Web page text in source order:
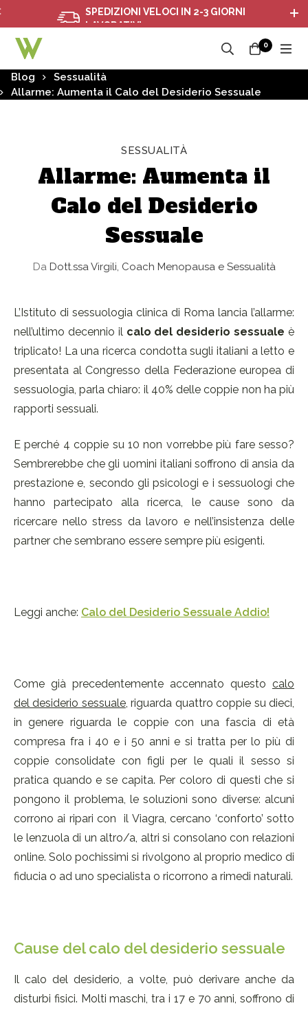
SPEDIZIONI VELOCI IN 2-3 GIORNI
LAVORATIVI
0
Blog
Sessualità
Allarme: Aumenta il Calo del Desiderio Sessuale
SESSUALITÀ
Allarme: Aumenta il
Calo del Desiderio
Sessuale
DaDott.ssa Virgili, Coach Menopausa e Sessualità
L’Istituto di sessuologia clinica di Roma lancia l’allarme:
nell’ultimo decennio il calo del desiderio sessuale è
triplicato! La una ricerca condotta sugli italiani a letto e
presentata al Congresso della Federazione europea di
sessuologia, parla chiaro: il 40% delle coppie non ha più
rapporti sessuali.
E perché 4 coppie su 10 non vorrebbe più fare sesso?
Sembrerebbe che gli uomini italiani soffrono di ansia da
prestazione e, secondo gli psicologi e i sessuologi che
hanno partecipato alla ricerca, le cause sono da
ricercare nello stress da lavoro e nell’insistenza delle
partner che sembrano essere sempre più esigenti.
Leggi anche: Calo del Desiderio Sessuale Addio!
Come già precedentemente accennato questo calo
del desiderio sessuale, riguarda quattro coppie su dieci,
in genere riguarda le coppie con una fascia di età
compresa fra i 40 e i 50 anni e si tratta per lo più di
coppie consolidate con figli per le quali il sesso si
pratica quando e se capita. Per coloro di questi che si
pongono il problema, le soluzioni sono diverse: alcuni
corrono ai ripari con il Viagra, cercano ‘conforto’ sotto
le lenzuola di un altro/a, altri si consolano con relazioni
online. Solo pochissimi si rivolgono al proprio medico di
fiducia o ad uno specialista o ricorrono a rimedi naturali.
Cause del calo del desiderio sessuale
Il calo del desiderio, a volte, può derivare anche da
disturbi fisici. Molti maschi, tra i 17 e 70 anni, soffrono di